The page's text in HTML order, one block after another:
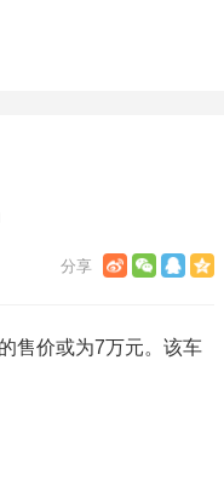
售价或为7万元。该车